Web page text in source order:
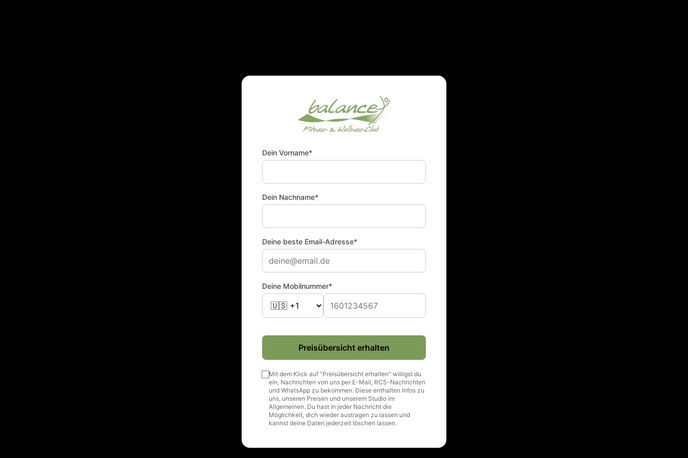
Dein Vorname*
Dein Nachname*
Deine beste Email-Adresse*
Deine Mobilnummer*
Preisübersicht erhalten
Mit dem Klick auf "Preisübersicht erhalten" willigst du
ein, Nachrichten von uns per E-Mail, RCS-Nachrichten
und WhatsApp zu bekommen. Diese enthalten Infos zu
uns, unseren Preisen und unserem Studio im
Allgemeinen. Du hast in jeder Nachricht die
Möglichkeit, dich wieder austragen zu lassen und
kannst deine Daten jederzeit löschen lassen.